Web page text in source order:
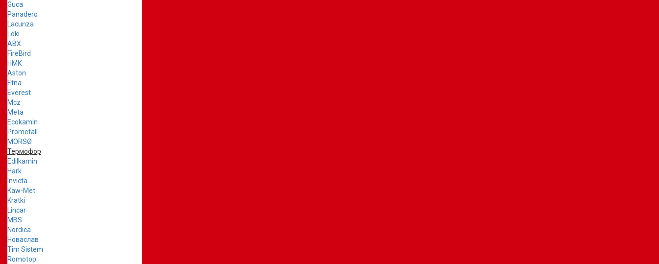
Guca
Panadero
Lacunza
Loki
ABX
FireBird
НМК
Aston
Etna
Everest
Mcz
Meta
Ecokamin
Prometall
MORSØ
Термофор
Edilkamin
Hark
Invicta
Kaw-Met
Kratki
Lincar
MBS
Nordica
Новаслав
Tim Sistem
Romotop